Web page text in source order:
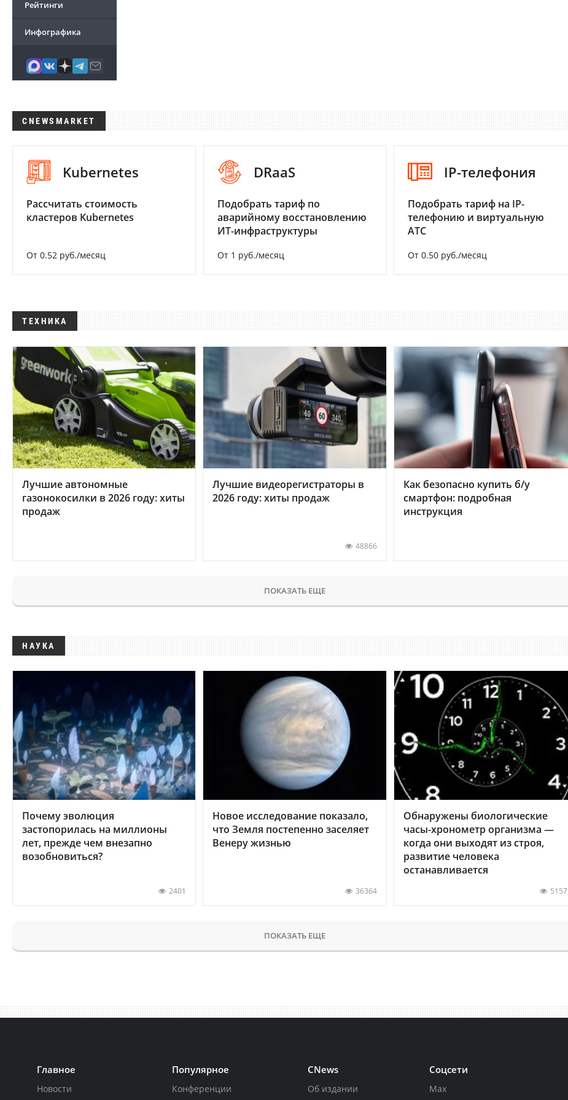
Рейтинги
Инфографика
CNEWSMARKET
Kubernetes
Рассчитать стоимость
кластеров Kubernetes
От 0.52 руб./месяц
DRaaS
Подобрать тариф по
аварийному восстановлению
ИТ-инфраструктуры
От 1 руб./месяц
IP-телефония
Подобрать тариф на IP-
телефонию и виртуальную
АТС
От 0.50 руб./месяц
ТЕХНИКА
Лучшие автономные
газонокосилки в 2026 году: хиты
продаж
Лучшие видеорегистраторы в
2026 году: хиты продаж
48866
Как безопасно купить б/у
смартфон: подробная
инструкция
ПОКАЗАТЬ ЕЩЕ
НАУКА
Почему эволюция
застопорилась на миллионы
лет, прежде чем внезапно
возобновиться?
2401
Новое исследование показало,
что Земля постепенно заселяет
Венеру жизнью
36364
Обнаружены биологические
часы-хронометр организма —
когда они выходят из строя,
развитие человека
останавливается
5157
ПОКАЗАТЬ ЕЩЕ
Главное
Новости
Популярное
Конференции
CNews
Об издании
Соцсети
Max